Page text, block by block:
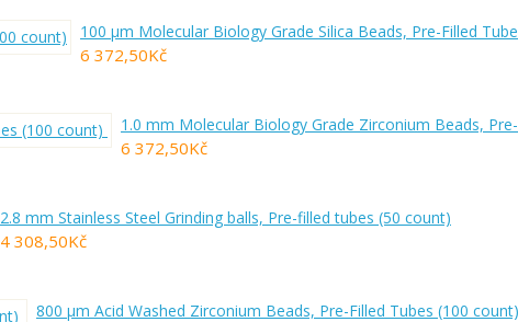
100 µm Molecular Biology Grade Silica Beads, Pre-Filled
6 372,50Kč
1.0 mm Molecular Biology Grade Zirconium Beads,
6 372,50Kč
2.8 mm Stainless Steel Grinding balls, Pre-filled tubes (50 count)
4 308,50Kč
800 µm Acid Washed Zirconium Beads, Pre-Filled Tubes (100 count)